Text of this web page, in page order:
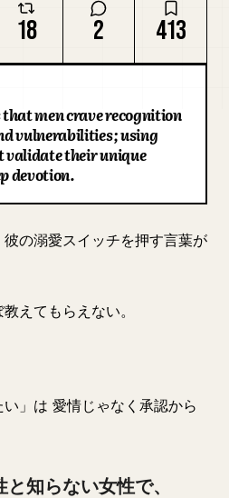
18 2 413
men crave recognition
vulnerabilities; using
validate their unique
devotion.
彼の溺愛スイッチを押す言葉が
えてもらえない。
」は 愛情じゃなく承認から
知らない女性で、